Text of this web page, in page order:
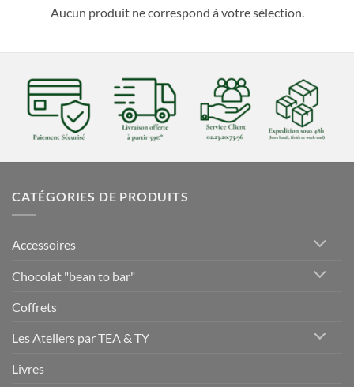
Aucun produit ne correspond à votre sélection.
CATÉGORIES DE PRODUITS
Accessoires
Chocolat "bean to bar"
Coffrets
Les Ateliers par TEA & TY
Livres